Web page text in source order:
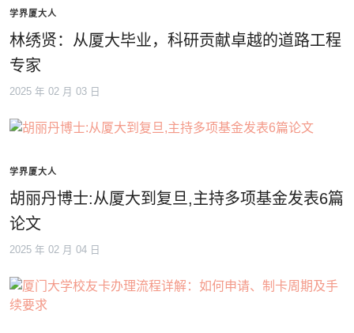
学界厦大人
林绣贤：从厦大毕业，科研贡献卓越的道路工程
专家
2025 年 02 月 03 日
学界厦大人
胡丽丹博士:从厦大到复旦,主持多项基金发表6篇
论文
2025 年 02 月 04 日